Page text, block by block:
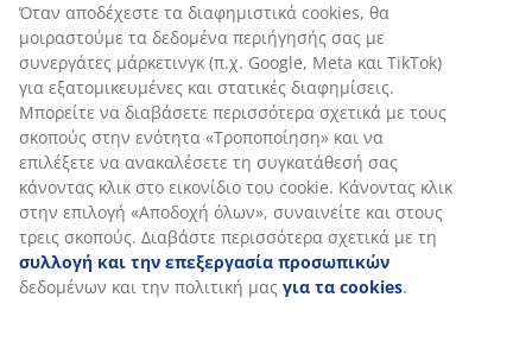
Όταν αποδέχεστε τα διαφημιστικά cookies, θα
μοιραστούμε τα δεδομένα περιήγησής σας με
συνεργάτες μάρκετινγκ (π.χ. Google, Meta και TikTok)
για εξατομικευμένες και στατικές διαφημίσεις.
Μπορείτε να διαβάσετε περισσότερα σχετικά με τους
σκοπούς στην ενότητα «Τροποποίηση» και να
επιλέξετε να ανακαλέσετε τη συγκατάθεσή σας
κάνοντας κλικ στο εικονίδιο του cookie. Κάνοντας κλικ
στην επιλογή «Αποδοχή όλων», συναινείτε και στους
τρεις σκοπούς. Διαβάστε περισσότερα σχετικά με τη
συλλογή και την επεξεργασία προσωπικών
δεδομένων και την πολιτική μας για τα cookies.